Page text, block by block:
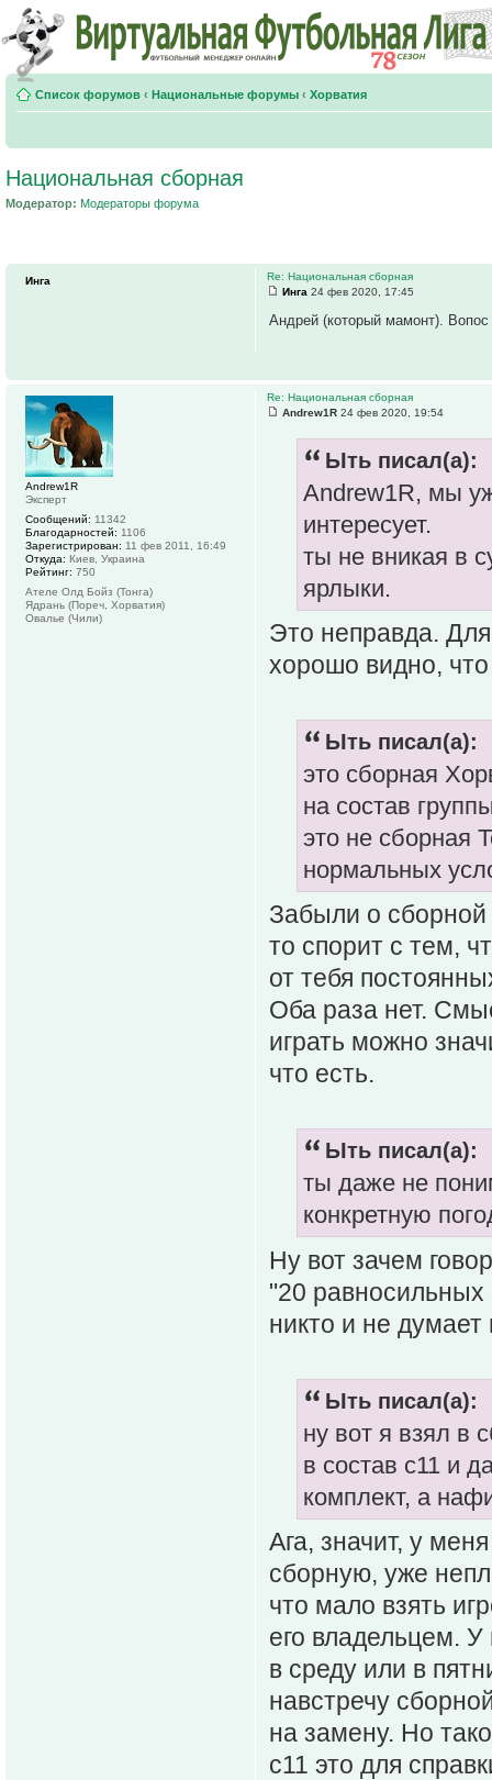
Список форумов ‹ Национальные форумы ‹ Хорватия
Национальная сборная
Модератор: Модераторы форума
Re: Национальная сборная
Инга 24 фев 2020, 17:45
Андрей (который мамонт).
Инга
Re: Национальная сборная
Andrew1R 24 фев 2020, 19:54
Ыть писал(а):
Andrew1R, мы
интересует.
ты не вникая в
ярлыки.
Это неправда.
хорошо видно, что
Ыть писал(а):
это сборная
на состав
это не сборная
нормальных
Забыли о сборной
то спорит с тем,
от тебя
Оба раза нет.
играть можно
что есть.
Ыть писал(а):
ты даже не
конкретную
Ну вот зачем
"20 равносильных
никто и не думает
Ыть писал(а):
ну вот я взял в
в состав с11 и
комплект, а
Ага, значит, у
сборную, уже
что мало взять
его владельцем.
в среду или в
навстречу
на замену. Но
с11 это для
Andrew1R
Эксперт
Сообщений: 11342
Благодарностей: 1106
Зарегистрирован: 11 фев 2011, 16:49
Откуда: Киев, Украина
Рейтинг: 750
Ателе Олд Бойз (Тонга)
Ядрань (Пореч, Хорватия)
Овалье (Чили)